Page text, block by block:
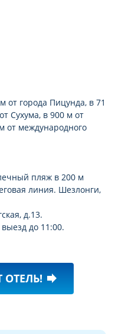
от города Пицунда, в 71
Сухума, в 900 м от
от международного
пляж в 200 м
линия. Шезлонги,
д.13.
до 11:00.
ОТЕЛЬ! forward